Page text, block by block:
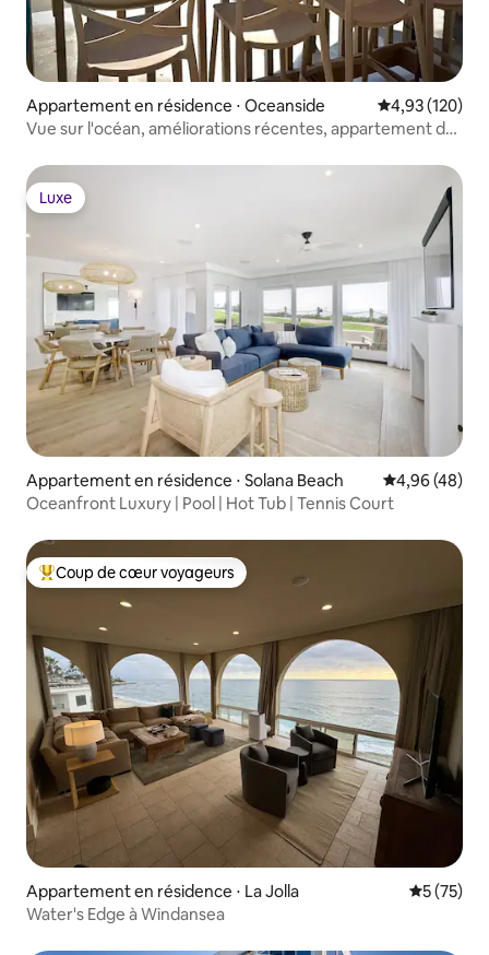
Appartement en résidence ⋅ Oceanside Évaluation
4,93 (120)
Vue sur l'océan, améliorations récentes, appartement de
Luxe
Luxe
Appartement en résidence ⋅ Solana Beach Évaluation
4,96 (48)
Oceanfront Luxury | Pool | Hot Tub | Tennis Court
Coups de cœur voyageurs les plus appréciés
Coup de cœur voyageurs
Appartement en résidence ⋅ La Jolla
5 (75)
Water's Edge à Windansea